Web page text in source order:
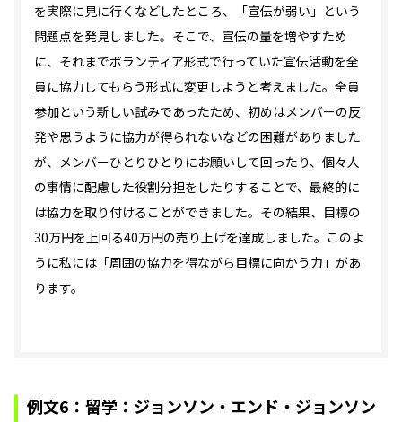
を実際に見に行くなどしたところ、「宣伝が弱い」という
問題点を発見しました。そこで、宣伝の量を増やすため
に、それまでボランティア形式で行っていた宣伝活動を全
員に協力してもらう形式に変更しようと考えました。全員
参加という新しい試みであったため、初めはメンバーの反
発や思うように協力が得られないなどの困難がありました
が、メンバーひとりひとりにお願いして回ったり、個々人
の事情に配慮した役割分担をしたりすることで、最終的に
は協力を取り付けることができました。その結果、目標の
30万円を上回る40万円の売り上げを達成しました。このよ
うに私には「周囲の協力を得ながら目標に向かう力」があ
ります。
例文6：留学：ジョンソン・エンド・ジョンソン